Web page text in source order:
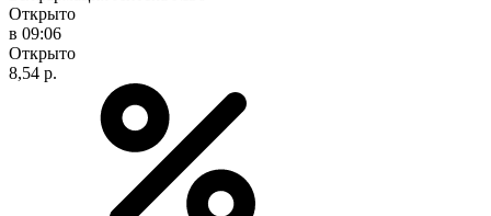
Открыто
в 09:06
Открыто
8,54 р.